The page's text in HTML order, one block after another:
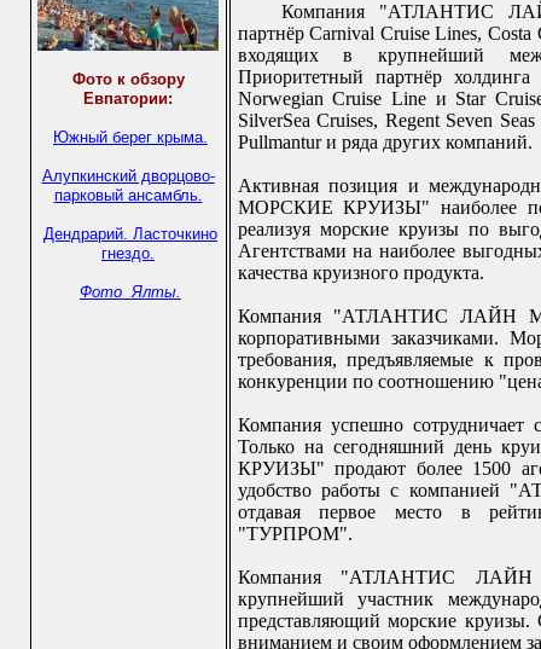
Фото к обзору
Евпатории:
Южный берег крыма.
Алупкинский дворцово-
парковый ансамбль.
Дендрарий. Ласточкино
гнездо.
Фото Ялты.
Компания "АТЛАНТИС
партнёр Carnival Cruise Lines,
входящих в крупнейший
Приоритетный партнёр
Norwegian Cruise Line и Star
SilverSea Cruises, Regent Seven
Pullmantur и ряда других компаний.
Активная позиция и
МОРСКИЕ КРУИЗЫ" наиболее
реализуя морские круизы по
Агентствами на наиболее
качества круизного продукта.
Компания "АТЛАНТИС ЛАЙН
корпоративными заказчиками.
требования, предъявляемые к
конкуренции по соотношению
Компания успешно сотрудничает
Только на сегодняшний день
КРУИЗЫ" продают более 1500
удобство работы с компанией
отдавая первое место в
"ТУРПРОМ".
Компания "АТЛАНТИС
крупнейший участник
представляющий морские
вниманием и своим оформлением